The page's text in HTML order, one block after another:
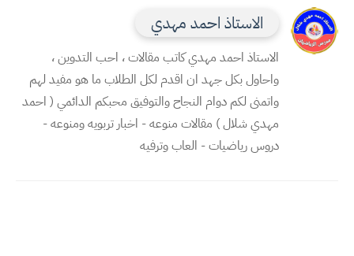
الاستاذ احمد مهدي
الاستاذ احمد مهدي كاتب مقالات ، احب التدوين ،
واحاول بكل جهد ان اقدم لكل الطلاب ما هو مفيد لهم
واتمنى لكم دوام النجاح والتوفيق محبكم الدائمي ( احمد
مهدي شلال ) مقالات منوعه - اخبار تربويه ومنوعه -
دروس رياضيات - العاب وترفيه